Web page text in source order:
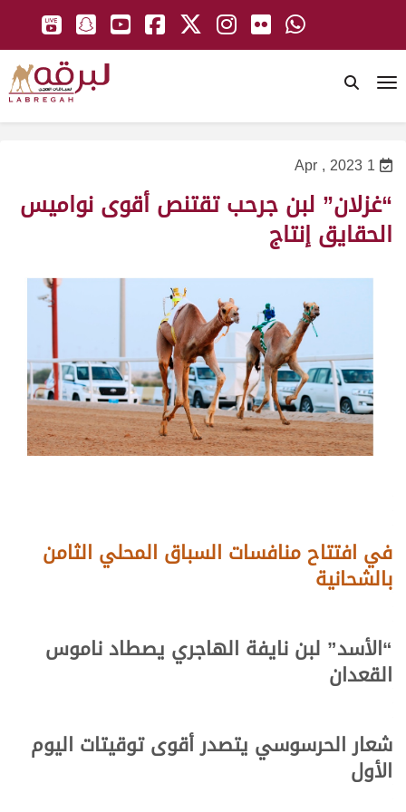
1 Apr , 2023
“غزلان” لبن جرحب تقتنص أقوى نواميس
الحقايق إنتاج
في افتتاح منافسات السباق المحلي الثامن
بالشحانية
“الأسد” لبن نايفة الهاجري يصطاد ناموس
القعدان
شعار الحرسوسي يتصدر أقوى توقيتات اليوم
الأول